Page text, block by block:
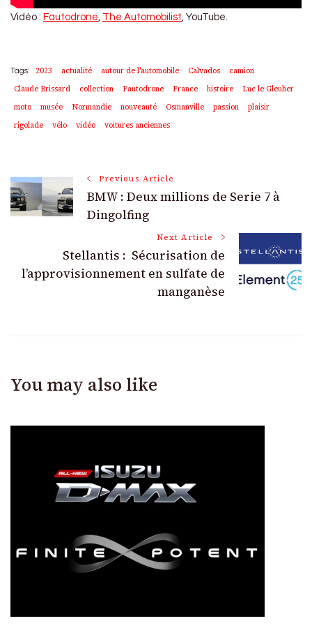
Vidéo : Fautodrone The Automobilist , YouTube.
Tags: 2023 actualité autour de l'automobile Calvados
camion
Claude Brissard
collection Fautodrone France histoire
Luc le Gleuher
moto
musée Normandie nouveauté Osmanville passion
plaisir
rigolade
vélo vidéo voitures anciennes
Post
Navigation
Previous Article
BMW : Deux millions de Serie 7 à
Dingolfing
Next Article
Stellantis : Sécurisation de
l’approvisionnement en sulfate de
manganèse
You may also like